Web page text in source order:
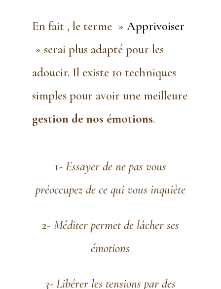
En fait , le terme » Apprivoiser
» serai plus adapté pour les
adoucir. Il existe 10 techniques
simples pour avoir une meilleure
gestion de nos émotions.
1- Essayer de ne pas vous
préoccupez de ce qui vous inquiète
2- Méditer permet de lâcher ses
émotions
3- Libérer les tensions par des